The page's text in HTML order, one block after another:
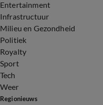
Entertainment
Infrastructuur
Milieu en Gezondheid
Politiek
Royalty
Sport
Tech
Weer
Regionieuws